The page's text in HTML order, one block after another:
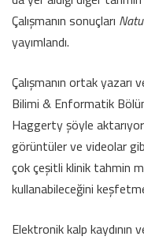
Çalışmanın sonuçları
yayımlandı.
Çalışmanın ortak
Bilimi & Enformatik
Haggerty şöyle
görüntüler ve videolar
çok çeşitli klinik tahmin
kullanabileceğini
Elektronik kalp kaydının